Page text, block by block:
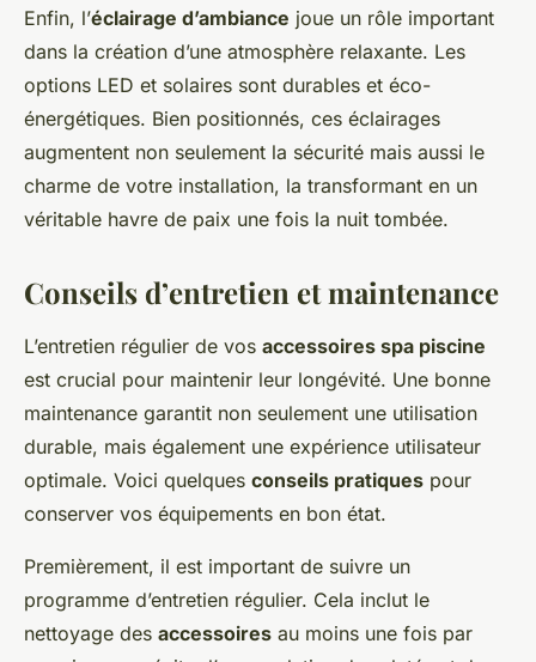
Enfin, l’éclairage d’ambiance joue un rôle important
dans la création d’une atmosphère relaxante. Les
options LED et solaires sont durables et éco-
énergétiques. Bien positionnés, ces éclairages
augmentent non seulement la sécurité mais aussi le
charme de votre installation, la transformant en un
véritable havre de paix une fois la nuit tombée.
Conseils d’entretien et maintenance
L’entretien régulier de vos accessoires spa piscine
est crucial pour maintenir leur longévité. Une bonne
maintenance garantit non seulement une utilisation
durable, mais également une expérience utilisateur
optimale. Voici quelques conseils pratiques pour
conserver vos équipements en bon état.
Premièrement, il est important de suivre un
programme d’entretien régulier. Cela inclut le
nettoyage des accessoires au moins une fois par